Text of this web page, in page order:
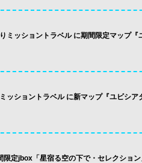
ミッショントラベル に期間限定マップ
ッショントラベル に新マップ『ユビシア
限定jbox「星宿る空の下で・セレクショ